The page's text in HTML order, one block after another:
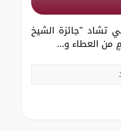
تشاد "جائزة الشيخ